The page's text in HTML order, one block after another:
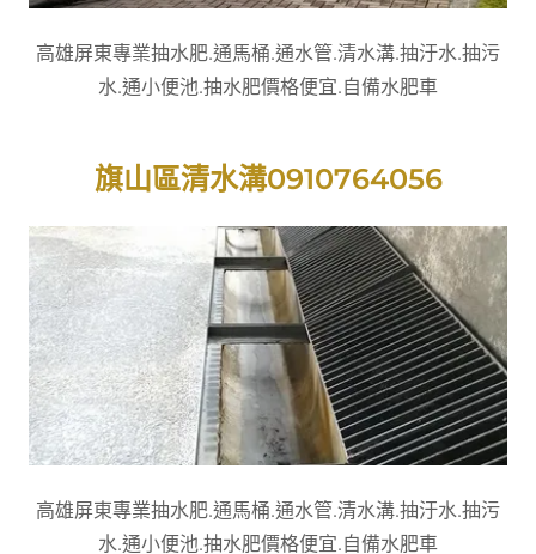
高雄屏東專業抽水肥.通馬桶.通水管.清水溝.抽汙水.抽污
水.通小便池.抽水肥價格便宜.自備水肥車
旗山區清水溝0910764056
高雄屏東專業抽水肥.通馬桶.通水管.清水溝.抽汙水.抽污
水.通小便池.抽水肥價格便宜.自備水肥車